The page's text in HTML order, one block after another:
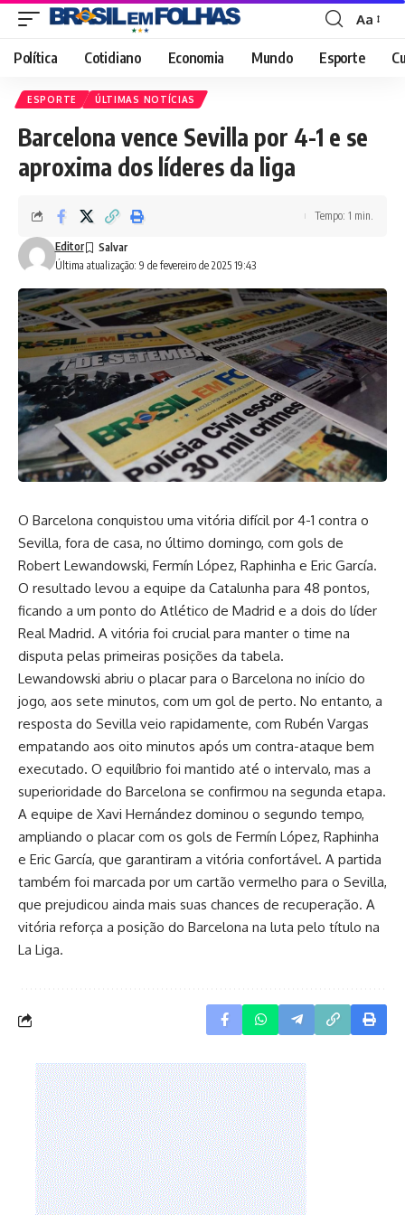
Font
Resizer
Aa
Política Cotidiano Economia Mundo Esporte
ESPORTE ÚLTIMAS NOTÍCIAS
Barcelona vence Sevilla por 4-1 e se
aproxima dos líderes da liga
Última atualização: 9 de fevereiro de 2025 19:43
Editor
Tempo: 1 min.
O Barcelona conquistou uma vitória difícil por 4-1 contra o
Sevilla, fora de casa, no último domingo, com gols de
Robert Lewandowski, Fermín López, Raphinha e Eric García.
O resultado levou a equipe da Catalunha para 48 pontos,
ficando a um ponto do Atlético de Madrid e a dois do líder
Real Madrid. A vitória foi crucial para manter o time na
disputa pelas primeiras posições da tabela.
Lewandowski abriu o placar para o Barcelona no início do
jogo, aos sete minutos, com um gol de perto. No entanto, a
resposta do Sevilla veio rapidamente, com Rubén Vargas
empatando aos oito minutos após um contra-ataque bem
executado. O equilíbrio foi mantido até o intervalo, mas a
superioridade do Barcelona se confirmou na segunda etapa.
A equipe de Xavi Hernández dominou o segundo tempo,
ampliando o placar com os gols de Fermín López, Raphinha
e Eric García, que garantiram a vitória confortável. A partida
também foi marcada por um cartão vermelho para o Sevilla,
que prejudicou ainda mais suas chances de recuperação. A
vitória reforça a posição do Barcelona na luta pelo título na
La Liga.